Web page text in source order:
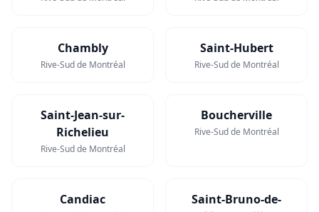
Chambly
Rive-Sud de Montréal
Saint-Hubert
Rive-Sud de Montréal
Saint-Jean-sur-
Richelieu
Rive-Sud de Montréal
Boucherville
Rive-Sud de Montréal
Candiac
Saint-Bruno-de-